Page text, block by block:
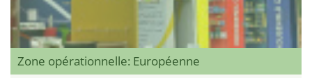
Zone opérationnelle: Européenne